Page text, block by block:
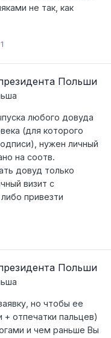
не так, как
1
Польши
любого довуда
(для которого
нужен личный
на соотв.
довуд только
визит с
привезти
Польши
но чтобы ее
отпечатки пальцев)
и чем раньше Вы